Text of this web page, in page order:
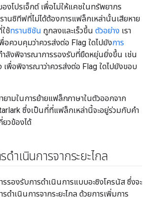
งโปรเจ็กต์ เพื่อไม่ให้แคชในทรัพยากร
นซิทีฟที่ไม่ได้ต้องการแฟล็กเหล่านั้นเสียหาย
ใช้ทรานซิชัน ถูกลงและเร็วขึ้น ตัวอย่าง เรา
อควบคุมว่าควรส่งต่อ Flag ใดไปยังการ
ำลังพิจารณาการรองรับที่ยืดหยุ่นยิ่งขึ้น เช่น
เพื่อพิจารณาว่าควรส่งต่อ Flag ใดไปยังขอบ
ยามในการย้ายแฟล็กภาษาในตัวออกจาก
ซึ่งเป็นที่ที่แฟล็กเหล่านี้จะอยู่ร่วมกับคำ
วข้องได้
ำเนินการจากระยะไกล
รรองรับการดำเนินการแบบอะซิงโครนัส ซึ่งจะ
ดำเนินการจากระยะไกล ด้วยการเพิ่มการ